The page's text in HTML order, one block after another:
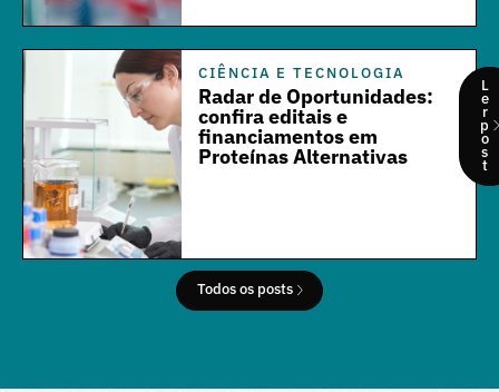
CIÊNCIA E TECNOLOGIA
Radar de Oportunidades:
confira editais e
financiamentos em
Proteínas Alternativas
L
e
r
p
o
s
t
Todos os posts